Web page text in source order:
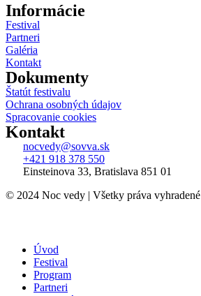
Informácie
Festival
Partneri
Galéria
Kontakt
Dokumenty
Štatút festivalu
Ochrana osobných údajov
Spracovanie cookies
Kontakt
nocvedy@sovva.sk
+421 918 378 550
Einsteinova 33, Bratislava 851 01
© 2024 Noc vedy | Všetky práva vyhradené
Úvod
Festival
Program
Partneri